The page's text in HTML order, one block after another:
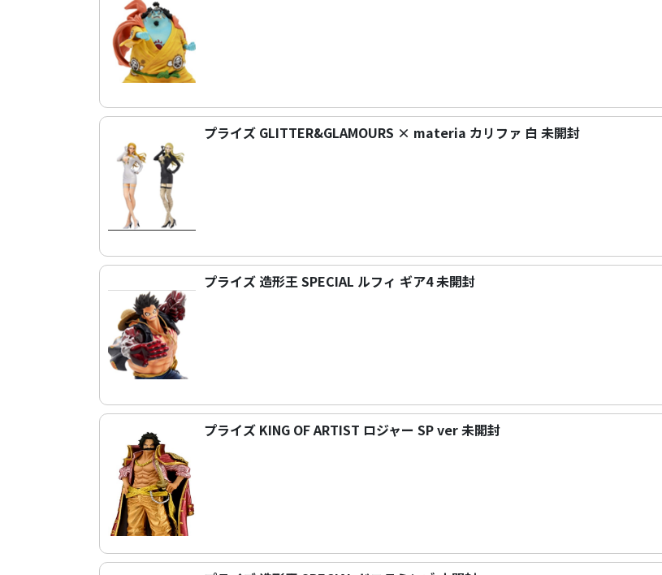
プライズ GLITTER&GLAMOURS × materia カリファ 白 未開封
プライズ 造形王 SPECIAL ルフィ ギア4 未開封
プライズ KING OF ARTIST ロジャー SP ver 未開封